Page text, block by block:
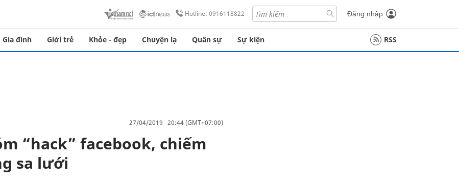
Hotline: 0916118822 Đăng nhập
Gia đình Giới trẻ Khỏe - đẹp Chuyện lạ Quân sự Sự kiện RSS
27/04/2019 20:44 (GMT+07:00)
“hack” facebook, chiếm
sa lưới